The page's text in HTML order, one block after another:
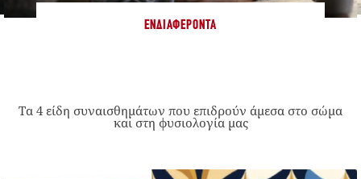
ΕΝΔΙΑΦΈΡΟΝΤΑ
Τα 4 είδη συναισθημάτων που επιδρούν άμεσα στο σώμα
και στη φυσιολογία μας